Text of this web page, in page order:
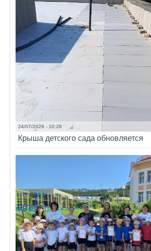
24/07/2026 - 10:28
Крыша детского сада обновляется